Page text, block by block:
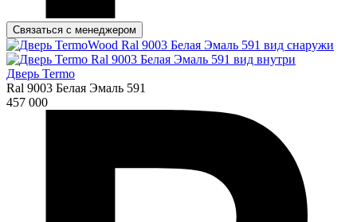
Связаться с менеджером
Дверь Termo
Ral 9003 Белая Эмаль 591
457 000